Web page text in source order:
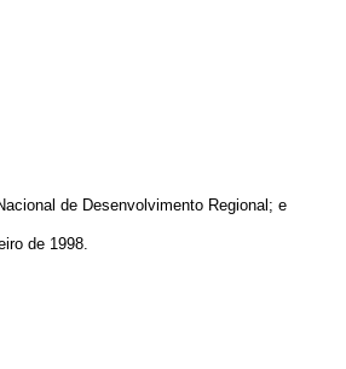
de Desenvolvimento Regional; e
de 1998.